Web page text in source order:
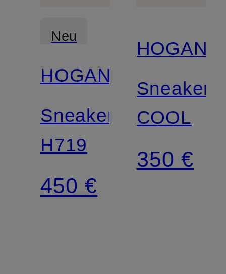
Neu
HOGAN
Sneaker
H719
450 €
HOGAN
Sneaker
COOL
350 €